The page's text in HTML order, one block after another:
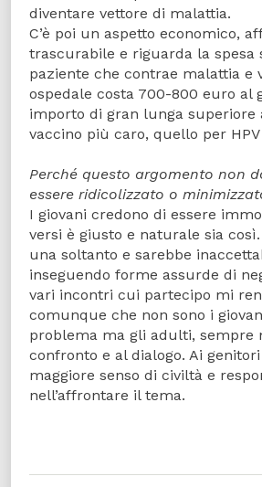
diventare vettore di malattia.
C’è poi un aspetto economico,
trascurabile e riguarda la spesa
paziente che contrae malattia e
ospedale costa 700-800 euro al
importo di gran lunga superiore
vaccino più caro, quello per
Perché questo argomento non
essere ridicolizzato o
I giovani credono di essere
versi è giusto e naturale sia
una soltanto e sarebbe
inseguendo forme assurde di
vari incontri cui partecipo mi
comunque che non sono i
problema ma gli adulti, sempre
confronto e al dialogo. Ai
maggiore senso di civiltà e
nell’affrontare il tema.